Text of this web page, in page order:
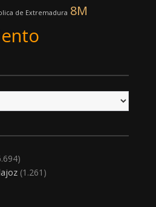
de Extremadura 8M
(1.261)